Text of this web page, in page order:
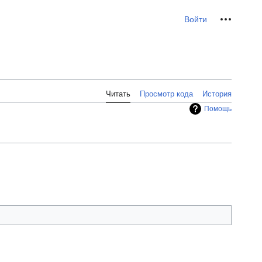
Войти Персональные
Читать Просмотр кода История
Помощь